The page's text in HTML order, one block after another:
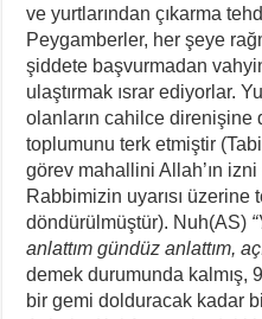
ve yurtlarından çıkarma
Peygamberler, her şeye
şiddete başvurmadan
ulaştırmak ısrar ediyorlar.
olanların cahilce direnişine
toplumunu terk etmiştir
görev mahallini Allah’ın
Rabbimizin uyarısı
döndürülmüştür). Nuh(AS)
anlattım gündüz anlattım,
demek durumunda kalmış,
bir gemi dolduracak kadar